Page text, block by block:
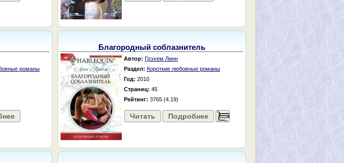
романы
Благородный соблазнитель
Автор: Грэхем Линн
Раздел: Короткие любовные романы
Год: 2010
Страниц: 45
Рейтинг: 3765 (4.19)
Читать Подробнее ......